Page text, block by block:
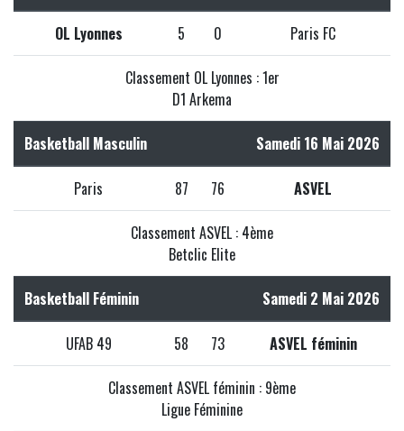
OL Lyonnes 5 0 Paris FC
Classement OL Lyonnes : 1er
D1 Arkema
Basketball Masculin Samedi 16 Mai 2026
Paris 87 76 ASVEL
Classement ASVEL : 4ème
Betclic Elite
Basketball Féminin Samedi 2 Mai 2026
UFAB 49 58 73 ASVEL féminin
Classement ASVEL féminin : 9ème
Ligue Féminine